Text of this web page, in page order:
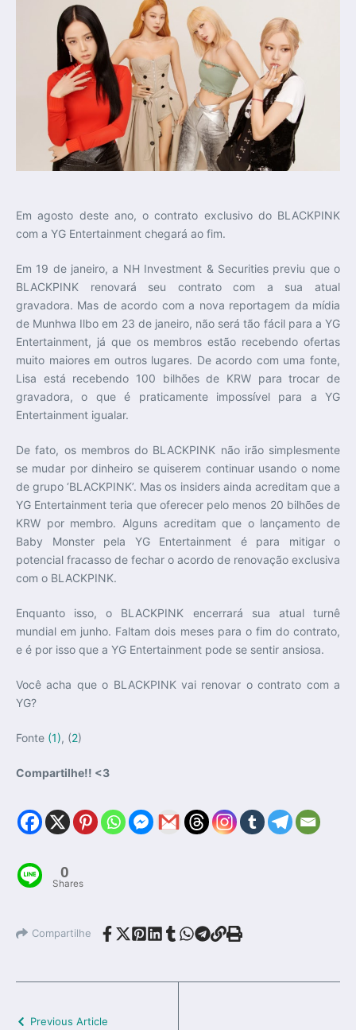
Em agosto deste ano, o contrato exclusivo do BLACKPINK
com a YG Entertainment chegará ao fim.
Em 19 de janeiro, a NH Investment & Securities previu que o
BLACKPINK renovará seu contrato com a sua atual
gravadora. Mas de acordo com a nova reportagem da mídia
de Munhwa Ilbo em 23 de janeiro, não será tão fácil para a YG
Entertainment, já que os membros estão recebendo ofertas
muito maiores em outros lugares. De acordo com uma fonte,
Lisa está recebendo 100 bilhões de KRW para trocar de
gravadora, o que é praticamente impossível para a YG
Entertainment igualar.
De fato, os membros do BLACKPINK não irão simplesmente
se mudar por dinheiro se quiserem continuar usando o nome
de grupo ‘BLACKPINK’. Mas os insiders ainda acreditam que a
YG Entertainment teria que oferecer pelo menos 20 bilhões de
KRW por membro. Alguns acreditam que o lançamento de
Baby Monster pela YG Entertainment é para mitigar o
potencial fracasso de fechar o acordo de renovação exclusiva
com o BLACKPINK.
Enquanto isso, o BLACKPINK encerrará sua atual turnê
mundial em junho. Faltam dois meses para o fim do contrato,
e é por isso que a YG Entertainment pode se sentir ansiosa.
Você acha que o BLACKPINK vai renovar o contrato com a
YG?
Fonte (1), (2)
Compartilhe!! <3
0
Shares
Compartilhe
Previous Article